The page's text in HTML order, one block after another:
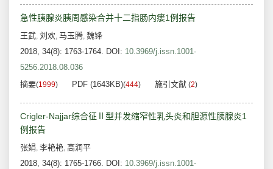
急性胰腺炎胰周感染合并十二指肠内瘘1例报告
王武, 刘欢, 马玉腾, 魏锋
2018, 34(8): 1763-1764. DOI: 10.3969/j.issn.1001-
5256.2018.08.036
摘要(1999) PDF (1643KB)(444) 施引文献 (2)
Crigler-Najjar综合征Ⅱ型并发缩窄性乳头炎和胆源性胰腺炎1
例报告
张娟, 李艳艳, 高润平
2018, 34(8): 1765-1766. DOI: 10.3969/j.issn.1001-